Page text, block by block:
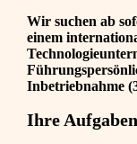
Wir suchen ab
einem
Inbetriebnahme
Ihre Aufgaben